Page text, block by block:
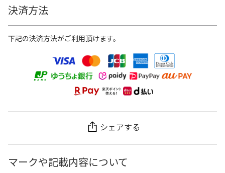
決済方法
下記の決済方法がご利用頂けます。
シェアする
マークや記載内容について